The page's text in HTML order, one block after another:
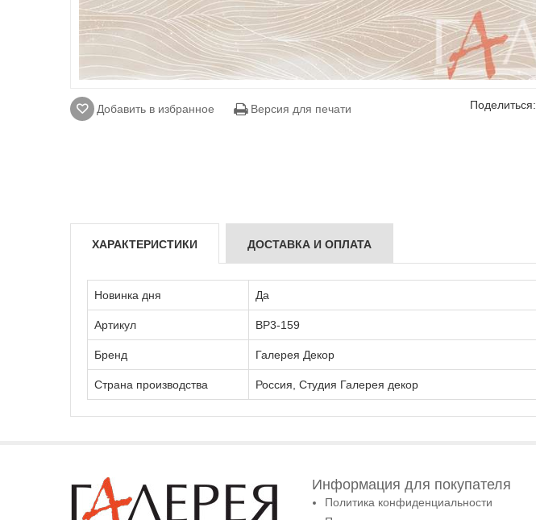
Добавить в избранное Версия для печати Поделиться:
ХАРАКТЕРИСТИКИ ДОСТАВКА И ОПЛАТА
Новинка дня Да
Артикул ВР3-159
Бренд Галерея Декор
Страна производства Россия, Студия Галерея декор
Информация для покупателя
Политика конфиденциальности